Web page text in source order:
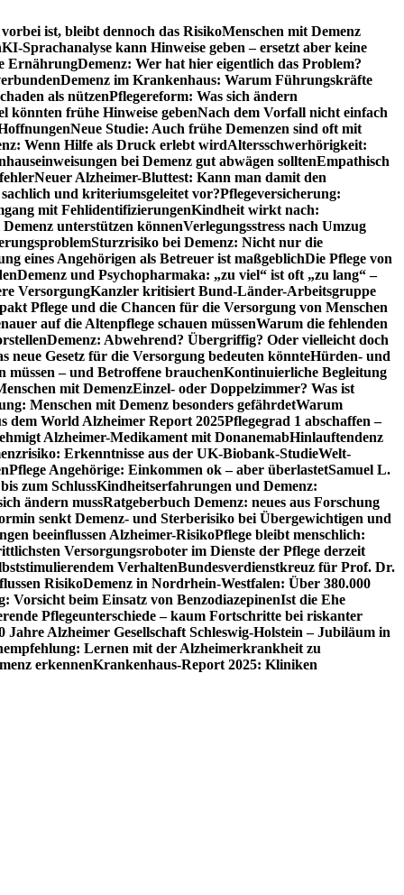
ist, bleibt dennoch das RisikoMenschen mit Demenz
KI-Sprachanalyse kann Hinweise geben – ersetzt aber keine
ErnährungDemenz: Wer hat hier eigentlich das Problem?
Demenz im Krankenhaus: Warum Führungskräfte
als nützenPflegereform: Was sich ändern
könnten frühe Hinweise gebenNach dem Vorfall nicht einfach
Neue Studie: Auch frühe Demenzen sind oft mit
Wenn Hilfe als Druck erlebt wirdAltersschwerhörigkeit:
bei Demenz gut abwägen solltenEmpathisch
Neuer Alzheimer-Bluttest: Kann man damit den
und kriteriumsgeleitet vor?Pflegeversicherung:
mit FehlidentifizierungenKindheit wirkt nach:
unterstützen könnenVerlegungsstress nach Umzug
Sturzrisiko bei Demenz: Nicht nur die
eines Angehörigen als Betreuer ist maßgeblichDie Pflege von
Demenz und Psychopharmaka: „zu viel“ ist oft „zu lang“ –
VersorgungKanzler kritisiert Bund-Länder-Arbeitsgruppe
Pflege und die Chancen für die Versorgung von Menschen
auf die Altenpflege schauen müssenWarum die fehlenden
Demenz: Abwehrend? Übergriffig? Oder vielleicht doch
neue Gesetz für die Versorgung bedeuten könnteHürden- und
– und Betroffene brauchenKontinuierliche Begleitung
mit DemenzEinzel- oder Doppelzimmer? Was ist
Menschen mit Demenz besonders gefährdetWarum
dem World Alzheimer Report 2025Pflegegrad 1 abschaffen –
Alzheimer-Medikament mit DonanemabHinlauftendenz
Erkenntnisse aus der UK-Biobank-StudieWelt-
Pflege Angehörige: Einkommen ok – aber überlastetSamuel L.
zum SchlussKindheitserfahrungen und Demenz:
ändern mussRatgeberbuch Demenz: neues aus Forschung
senkt Demenz- und Sterberisiko bei Übergewichtigen und
beeinflussen Alzheimer-RisikoPflege bleibt menschlich:
Versorgungsroboter im Dienste der Pflege derzeit
VerhaltenBundesverdienstkreuz für Prof. Dr.
RisikoDemenz in Nordrhein-Westfalen: Über 380.000
Vorsicht beim Einsatz von BenzodiazepinenIst die Ehe
Pflegeunterschiede – kaum Fortschritte bei riskanter
Jahre Alzheimer Gesellschaft Schleswig-Holstein – Jubiläum in
Lernen mit der Alzheimerkrankheit zu
erkennenKrankenhaus-Report 2025: Kliniken